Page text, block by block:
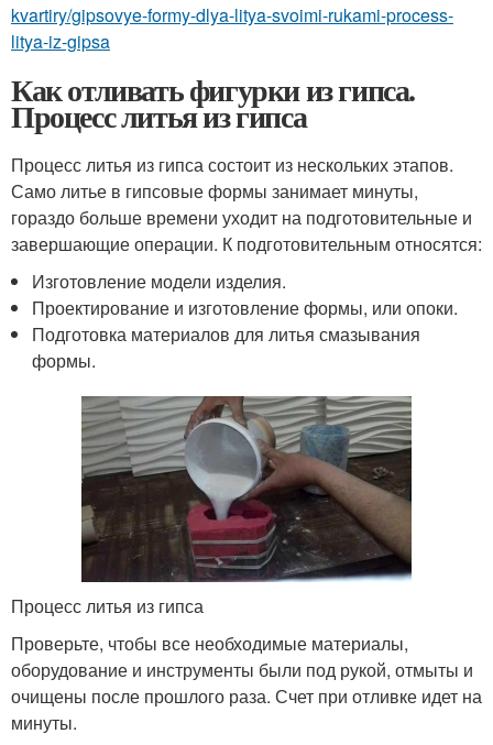
kvartiry/gipsovye-formy-dlya-litya-svoimi-rukami-process-
litya-iz-gipsa
Как отливать фигурки из гипса.
Процесс литья из гипса
Процесс литья из гипса состоит из нескольких этапов.
Само литье в гипсовые формы занимает минуты,
гораздо больше времени уходит на подготовительные и
завершающие операции. К подготовительным относятся:
Изготовление модели изделия.
Проектирование и изготовление формы, или опоки.
Подготовка материалов для литья смазывания
формы.
Процесс литья из гипса
Проверьте, чтобы все необходимые материалы,
оборудование и инструменты были под рукой, отмыты и
очищены после прошлого раза. Счет при отливке идет на
минуты.